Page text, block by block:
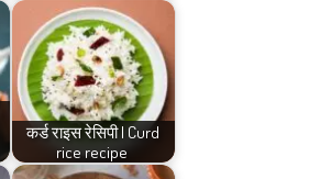
कर्ड राइस रेसिपी | Curd
rice recipe